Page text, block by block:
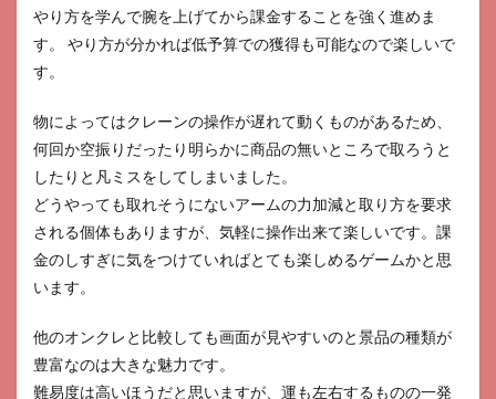
やり方を学んで腕を上げてから課金することを強く進めま
す。 やり方が分かれば低予算での獲得も可能なので楽しいで
す。
物によってはクレーンの操作が遅れて動くものがあるため、
何回か空振りだったり明らかに商品の無いところで取ろうと
したりと凡ミスをしてしまいました。
どうやっても取れそうにないアームの力加減と取り方を要求
される個体もありますが、気軽に操作出来て楽しいです。課
金のしすぎに気をつけていればとても楽しめるゲームかと思
います。
他のオンクレと比較しても画面が見やすいのと景品の種類が
豊富なのは大きな魅力です。
難易度は高いほうだと思いますが、運も左右するものの一発